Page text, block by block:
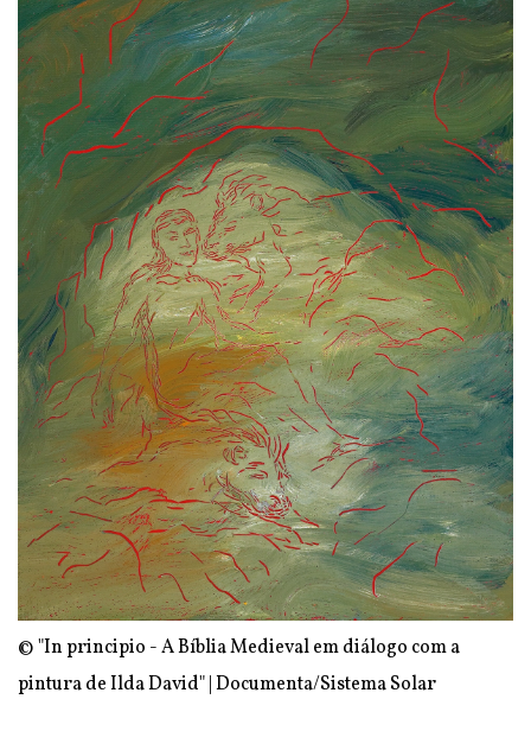
© "In principio - A Bíblia Medieval em diálogo com a
pintura de Ilda David" | Documenta/Sistema Solar